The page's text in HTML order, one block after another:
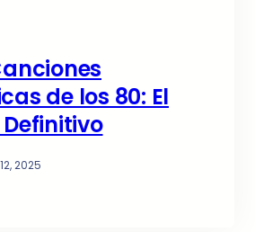
de los 80: El
2025